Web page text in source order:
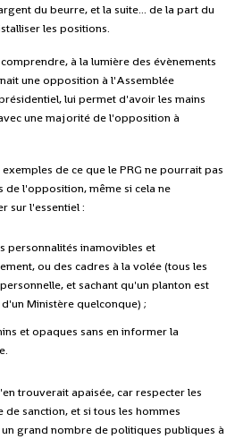
du beurre, et la suite... de la part du
les positions.
à la lumière des évènements
une opposition à l'Assemblée
lui permet d'avoir les mains
une majorité de l'opposition à
de ce que le PRG ne pourrait pas
de l'opposition, même si cela ne
sur l'essentiel :
personnalités inamovibles et
ou des cadres à la volée (tous les
et sachant qu'un planton est
Ministère quelconque) ;
et opaques sans en informer la
trouverait apaisée, car respecter les
sanction, et si tous les hommes
grand nombre de politiques publiques à